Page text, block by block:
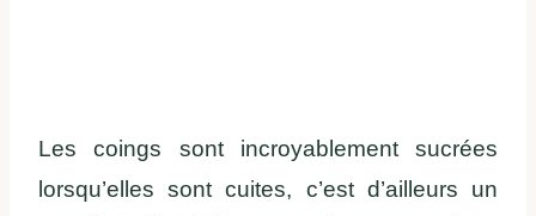
Les coings sont incroyablement sucrées
lorsqu’elles sont cuites, c’est d’ailleurs un